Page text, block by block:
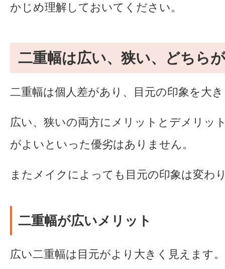
かじめ理解しておいてください。
二重幅は広い、狭い、どちら
二重幅は個人差があり、目元の印象を大
広い、狭いの両方にメリットとデメリッ
がよいといった優劣はありません。
またメイクによっても目元の印象は変わ
二重幅が広いメリット
広い二重幅は目元がより大きく見えます。